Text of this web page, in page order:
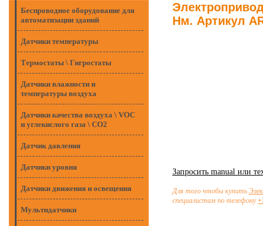
Беспроводное оборудование для
автоматизации зданий
Датчики температуры
Термостаты \ Гигростаты
Датчики влажности и
температуры воздуха
Датчики качества воздуха \ VOC
и углекислого газа \ CO2
Датчик давления
Датчики уровня
Датчики движения и освещения
Мультидатчики
Нм. Артикул
Запросить manual или
Для того чтобы купить
специалистам по телефону